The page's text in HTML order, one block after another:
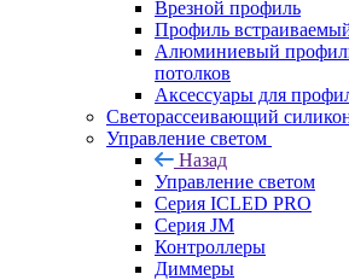
Врезной профиль
Профиль
Алюминиевый
потолков
Аксессуары для
Светорассеивающий
Управление светом
Назад
Управление светом
Серия ICLED PRO
Серия JM
Контроллеры
Диммеры